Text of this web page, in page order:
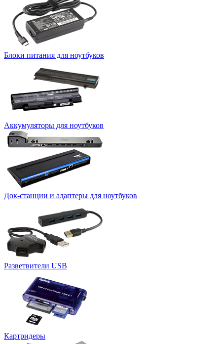
Блоки питания для ноутбуков
Аккумуляторы для ноутбуков
Док-станции и адаптеры для ноутбуков
Разветвители USB
Картридеры